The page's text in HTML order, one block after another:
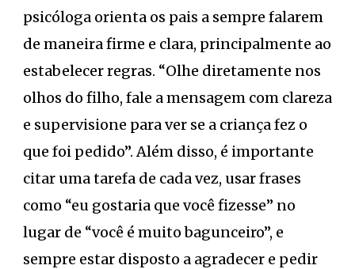
psicóloga orienta os pais a sempre falarem
de maneira firme e clara, principalmente ao
estabelecer regras. “Olhe diretamente nos
olhos do filho, fale a mensagem com clareza
e supervisione para ver se a criança fez o
que foi pedido”. Além disso, é importante
citar uma tarefa de cada vez, usar frases
como “eu gostaria que você fizesse” no
lugar de “você é muito bagunceiro”, e
sempre estar disposto a agradecer e pedir